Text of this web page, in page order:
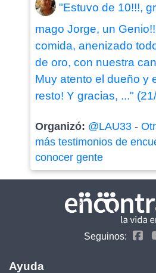
"Estuvo de 10!!!,
mago Jorge, un
comida, anenizado
de oro, con nuestra
Muy atento el dueño y
resto! Y gracias, ..."
Organizó: @LAU33-
más testimonios de
conocer gente
Seguinos:
Ayuda